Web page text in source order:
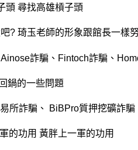
頭 尋找高雄槓子頭
? 琦玉老師的形象跟館長一樣
詐騙、Fintoch詐騙、
鍋的一些問題
所詐騙、 BiBPro質押挖礦詐
的功用 黃胖上一軍的功用